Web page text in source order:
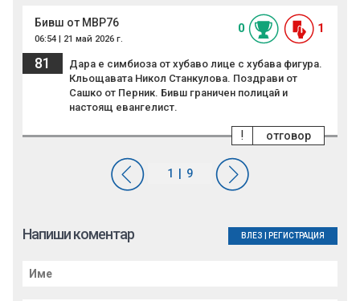
Бивш от МВР76
06:54 | 21 май 2026 г.
0 1
81
Дара е симбиоза от хубаво лице с хубава фигура.
Кльощавата Никол Станкулова. Поздрави от
Сашко от Перник. Бивш граничен полицай и
настоящ евангелист.
отговор
!
Напиши коментар ВЛЕЗ РЕГИСТРАЦИЯ